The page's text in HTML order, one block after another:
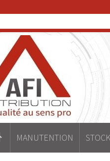
MANUTENTION